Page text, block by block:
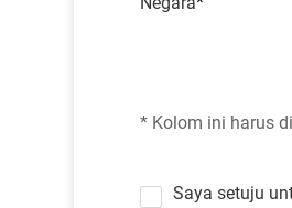
* Kolom ini harus
Saya setuju